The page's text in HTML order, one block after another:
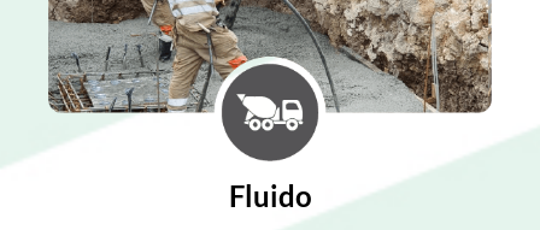
Fluido